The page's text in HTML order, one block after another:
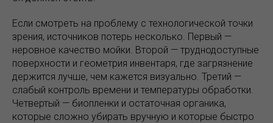
Если смотреть на проблему с технологической точки
зрения, источников потерь несколько. Первый —
неровное качество мойки. Второй — труднодоступные
поверхности и геометрия инвентаря, где загрязнение
держится лучше, чем кажется визуально. Третий —
слабый контроль времени и температуры обработки.
Четвертый — биопленки и остаточная органика,
которые сложно убирать вручную и которые быстро